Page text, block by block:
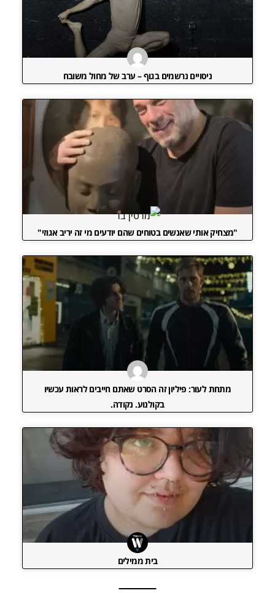
ניסויים נרשמים בגוף – ערב של מחול משובח
"מצחיק אותי שאנשים בטוחים שהם יודעים מי זה יריב אגוזי"
מתחת לעור: פיליון זה הסרט שאתם חייבים לראות עכשיו
בקולנוע. נקודה.
בית ממילים